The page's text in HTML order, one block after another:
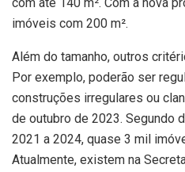
imóveis com 200 m².
Além do tamanho, outros
Por exemplo, poderão ser
construções irregulares ou
de outubro de 2023. Segundo
2021 a 2024, quase 3 mil
Atualmente, existem na